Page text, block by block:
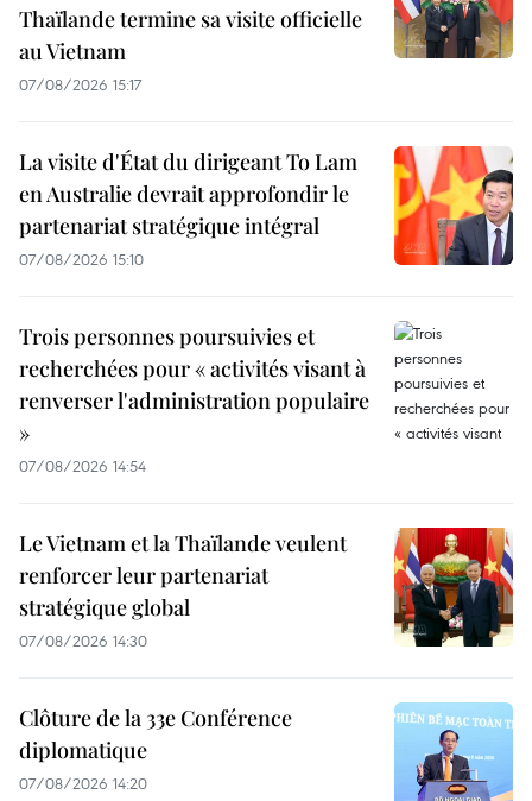
Thaïlande termine sa visite officielle
au Vietnam
07/08/2026 15:17
La visite d'État du dirigeant To Lam
en Australie devrait approfondir le
partenariat stratégique intégral
07/08/2026 15:10
Trois personnes poursuivies et
recherchées pour « activités visant à
renverser l'administration populaire
»
07/08/2026 14:54
Le Vietnam et la Thaïlande veulent
renforcer leur partenariat
stratégique global
07/08/2026 14:30
Clôture de la 33e Conférence
diplomatique
07/08/2026 14:20